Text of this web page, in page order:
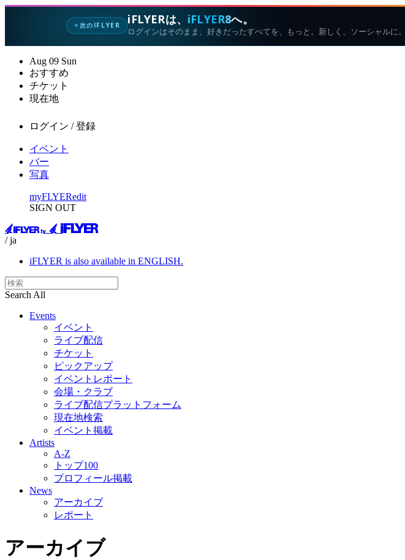
✦次のIFLYER iFLYERは、 iFLYER8へ。
ログインはそのまま、好きだったすべてを、もっと。新しく、ソーシャルに。
Aug 09 Sun
おすすめ
チケット
現在地
ログイン / 登録
イベント
バー
写真
myFLYERedit
SIGN OUT
/ ja
iFLYER is also available in ENGLISH.
Search All
Events
イベント
ライブ配信
チケット
ピックアップ
イベントレポート
会場・クラブ
ライブ配信プラットフォーム
現在地検索
イベント掲載
Artists
A-Z
トップ100
プロフィール掲載
News
アーカイブ
レポート
アーカイブ